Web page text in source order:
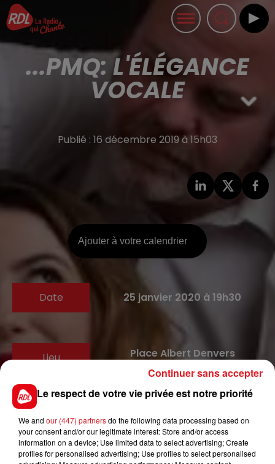
...PMQ: L'ÉLÉGANCE
VOCALE
Publié : 16 décembre 2019 à 15h03
Ajouter à votre calendrier
Date 25 janvier 2020 à 19h30
Lieu
Place Albert Denvers
59820Gravelines
Tarif Payant
Le respect de votre vie privée est notre priorité
We and our (447) partnersdo the following data processing based on
your consent and/or our legitimate interest: Store and/or access
information on a device; Use limited data to select advertising; Create
profiles for personalised advertising; Use profiles to select personalised
Continuer sans accepter